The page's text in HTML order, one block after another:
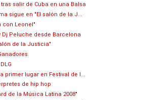
salir de Cuba en una Balsa
sigue en "El salón de la J...
con Leonel"
Dj Peluche desde Barcelona
de la Justicia"
primer lugar en Festival de l...
de hip hop
de la Música Latina 2008"